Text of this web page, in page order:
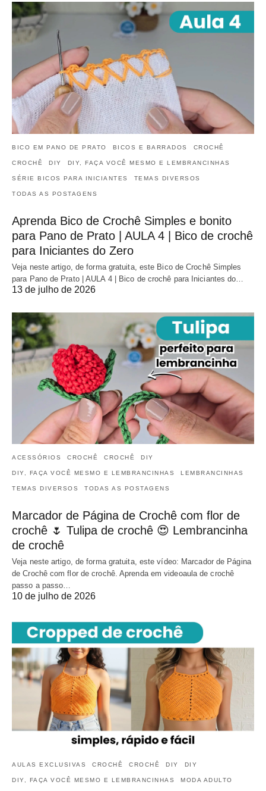
BICO EM PANO DE PRATO BICOS E BARRADOS CROCHÊ
CROCHÊ DIY DIY, FAÇA VOCÊ MESMO E LEMBRANCINHAS
SÉRIE BICOS PARA INICIANTES TEMAS DIVERSOS
TODAS AS POSTAGENS
Aprenda Bico de Crochê Simples e bonito
para Pano de Prato | AULA 4 | Bico de crochê
para Iniciantes do Zero
Veja neste artigo, de forma gratuita, este Bico de Crochê Simples
para Pano de Prato | AULA 4 | Bico de crochê para Iniciantes do…
13 de julho de 2026
ACESSÓRIOS CROCHÊ CROCHÊ DIY
DIY, FAÇA VOCÊ MESMO E LEMBRANCINHAS LEMBRANCINHAS
TEMAS DIVERSOS TODAS AS POSTAGENS
Marcador de Página de Crochê com flor de
crochê 🌷 Tulipa de crochê 😍 Lembrancinha
de crochê
Veja neste artigo, de forma gratuita, este vídeo: Marcador de Página
de Crochê com flor de crochê. Aprenda em videoaula de crochê
passo a passo…
10 de julho de 2026
AULAS EXCLUSIVAS CROCHÊ CROCHÊ DIY DIY
DIY, FAÇA VOCÊ MESMO E LEMBRANCINHAS MODA ADULTO